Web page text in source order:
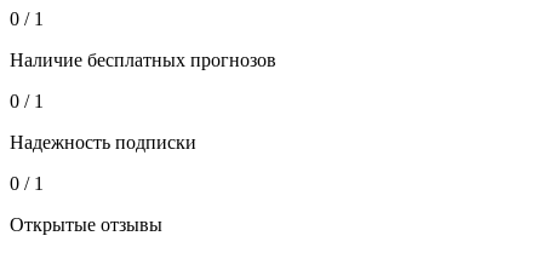
0 / 1
Наличие бесплатных прогнозов
0 / 1
Надежность подписки
0 / 1
Открытые отзывы